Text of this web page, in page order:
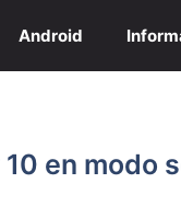
Android
en modo